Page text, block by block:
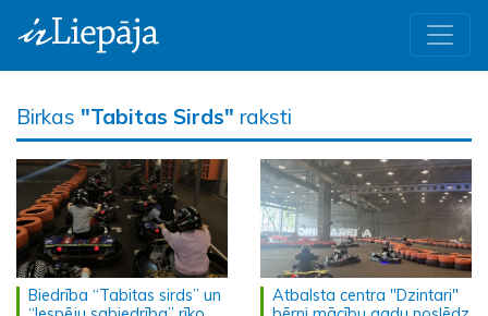
Birkas "Tabitas Sirds" raksti
Biedrība “Tabitas sirds” un
Atbalsta centra "Dzintari"